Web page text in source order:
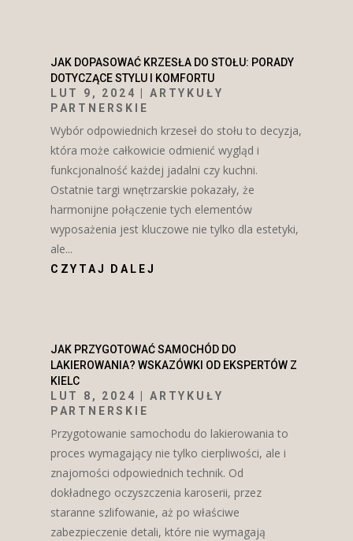
JAK DOPASOWAĆ KRZESŁA DO STOŁU: PORADY
DOTYCZĄCE STYLU I KOMFORTU
LUT 9, 2024
|ARTYKUŁY
PARTNERSKIE
Wybór odpowiednich krzeseł do stołu to decyzja,
która może całkowicie odmienić wygląd i
funkcjonalność każdej jadalni czy kuchni.
Ostatnie targi wnętrzarskie pokazały, że
harmonijne połączenie tych elementów
wyposażenia jest kluczowe nie tylko dla estetyki,
ale...
CZYTAJ DALEJ
JAK PRZYGOTOWAĆ SAMOCHÓD DO
LAKIEROWANIA? WSKAZÓWKI OD EKSPERTÓW Z
KIELC
LUT 8, 2024
|ARTYKUŁY
PARTNERSKIE
Przygotowanie samochodu do lakierowania to
proces wymagający nie tylko cierpliwości, ale i
znajomości odpowiednich technik. Od
dokładnego oczyszczenia karoserii, przez
staranne szlifowanie, aż po właściwe
zabezpieczenie detali, które nie wymagają